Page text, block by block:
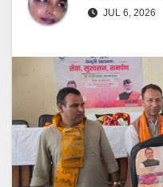
JUL 6, 2026